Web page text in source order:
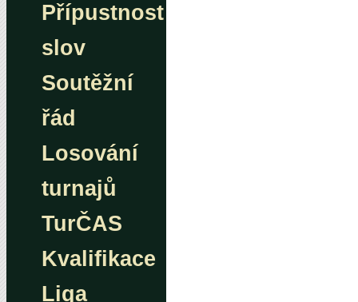
Přípustnost
slov
Soutěžní
řád
Losování
turnajů
TurČAS
Kvalifikace
Liga